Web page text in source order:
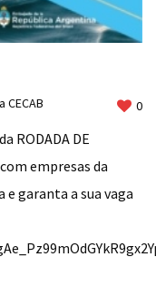
CECAB 0
RODADA DE
com empresas da
garanta a sua vaga